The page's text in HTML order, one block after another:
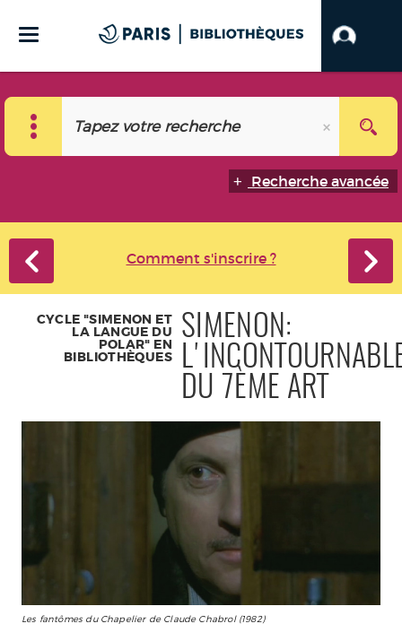
Recherche avancée
Comment s'inscrire ?
CYCLE "SIMENON ET
LA LANGUE DU
POLAR" EN
BIBLIOTHÈQUES
SIMENON:
DU 7ÈME ART
Les fantômes du Chapelier de Claude Chabrol (1982)